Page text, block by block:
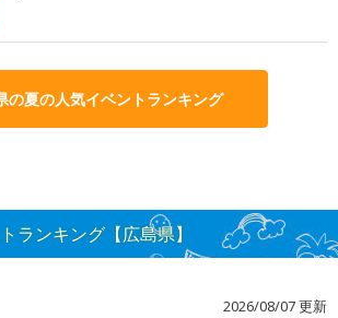
の夏の人気イベントランキング
ランキング【広島県】
2026/08/07 更新